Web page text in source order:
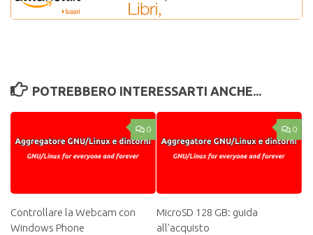
POTREBBERO INTERESSARTI ANCHE...
0
Controllare la Webcam con
Windows Phone
0
MicroSD 128 GB: guida
all’acquisto